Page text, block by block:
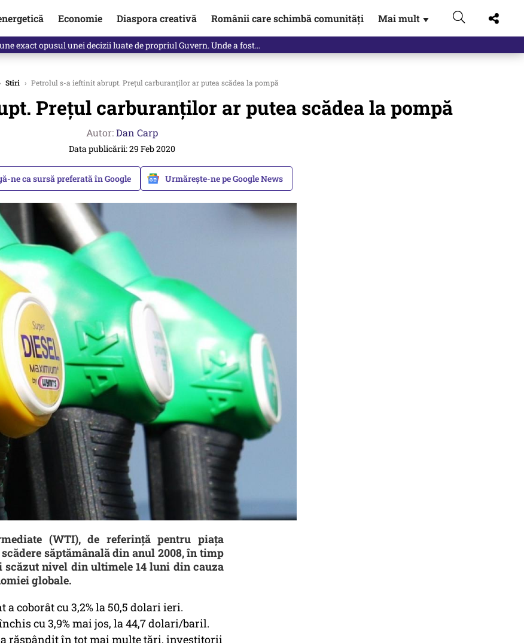
Economie Diaspora creativă Românii care schimbă comunități Mai mult ▼
dezvăluite de o colegă. Povestea pilotului militar dincolo de…
Stiri › Petrolul s-a ieftinit abrupt. Prețul carburanților ar putea scădea la pompă
Prețul carburanților ar putea scădea la pompă
Autor:Dan Carp
Data publicării: 29 Feb 2020
ne ca sursă preferată în Google Urmărește-ne pe Google News
(WTI), de referinţă pentru piaţa
săptămânală din anul 2008, în timp
nivel din ultimele 14 luni din cauza
globale.
coborât cu 3,2% la 50,5 dolari ieri.
cu 3,9% mai jos, la 44,7 dolari/baril.
răspândit în tot mai multe ţări, investitorii